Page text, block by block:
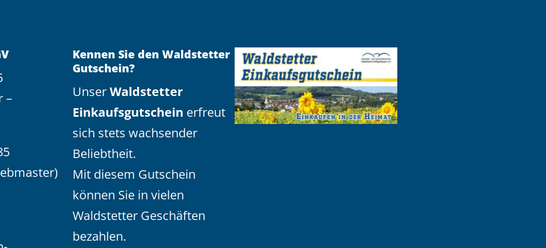
–
Kennen Sie den Waldstetter
Gutschein?
UnserWaldstetter
Einkaufsgutschein erfreut
sich stets wachsender
Beliebtheit.
Mit diesem Gutschein
können Sie in vielen
Waldstetter Geschäften
bezahlen.